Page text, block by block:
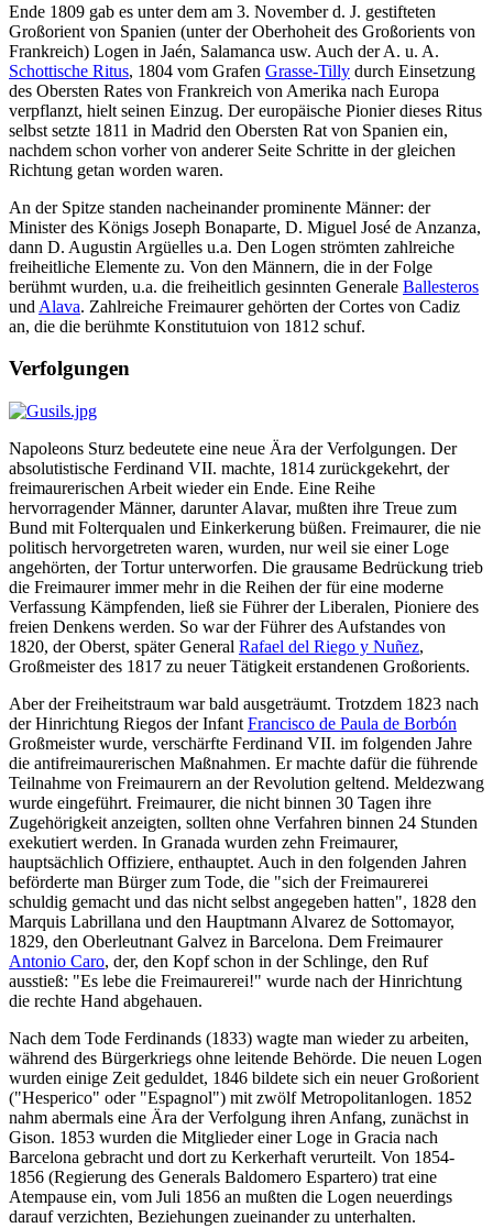
Ende 1809 gab es unter dem am 3. November d. J. gestifteten
Großorient von Spanien (unter der Oberhoheit des Großorients von
Frankreich) Logen in Jaén, Salamanca usw. Auch der A. u. A.
Schottische Ritus, 1804 vom Grafen Grasse-Tilly durch Einsetzung
des Obersten Rates von Frankreich von Amerika nach Europa
verpflanzt, hielt seinen Einzug. Der europäische Pionier dieses Ritus
selbst setzte 1811 in Madrid den Obersten Rat von Spanien ein,
nachdem schon vorher von anderer Seite Schritte in der gleichen
Richtung getan worden waren.
An der Spitze standen nacheinander prominente Männer: der
Minister des Königs Joseph Bonaparte, D. Miguel José de Anzanza,
dann D. Augustin Argüelles u.a. Den Logen strömten zahlreiche
freiheitliche Elemente zu. Von den Männern, die in der Folge
berühmt wurden, u.a. die freiheitlich gesinnten Generale Ballesteros
und Alava. Zahlreiche Freimaurer gehörten der Cortes von Cadiz
an, die die berühmte Konstitutuion von 1812 schuf.
Verfolgungen
Napoleons Sturz bedeutete eine neue Ära der Verfolgungen. Der
absolutistische Ferdinand VII. machte, 1814 zurückgekehrt, der
freimaurerischen Arbeit wieder ein Ende. Eine Reihe
hervorragender Männer, darunter Alavar, mußten ihre Treue zum
Bund mit Folterqualen und Einkerkerung büßen. Freimaurer, die nie
politisch hervorgetreten waren, wurden, nur weil sie einer Loge
angehörten, der Tortur unterworfen. Die grausame Bedrückung trieb
die Freimaurer immer mehr in die Reihen der für eine moderne
Verfassung Kämpfenden, ließ sie Führer der Liberalen, Pioniere des
freien Denkens werden. So war der Führer des Aufstandes von
1820, der Oberst, später General Rafael del Riego y Nuñez,
Großmeister des 1817 zu neuer Tätigkeit erstandenen Großorients.
Aber der Freiheitstraum war bald ausgeträumt. Trotzdem 1823 nach
der Hinrichtung Riegos der Infant Francisco de Paula de Borbón
Großmeister wurde, verschärfte Ferdinand VII. im folgenden Jahre
die antifreimaurerischen Maßnahmen. Er machte dafür die führende
Teilnahme von Freimaurern an der Revolution geltend. Meldezwang
wurde eingeführt. Freimaurer, die nicht binnen 30 Tagen ihre
Zugehörigkeit anzeigten, sollten ohne Verfahren binnen 24 Stunden
exekutiert werden. In Granada wurden zehn Freimaurer,
hauptsächlich Offiziere, enthauptet. Auch in den folgenden Jahren
beförderte man Bürger zum Tode, die "sich der Freimaurerei
schuldig gemacht und das nicht selbst angegeben hatten", 1828 den
Marquis Labrillana und den Hauptmann Alvarez de Sottomayor,
1829, den Oberleutnant Galvez in Barcelona. Dem Freimaurer
Antonio Caro, der, den Kopf schon in der Schlinge, den Ruf
ausstieß: "Es lebe die Freimaurerei!" wurde nach der Hinrichtung
die rechte Hand abgehauen.
Nach dem Tode Ferdinands (1833) wagte man wieder zu arbeiten,
während des Bürgerkriegs ohne leitende Behörde. Die neuen Logen
wurden einige Zeit geduldet, 1846 bildete sich ein neuer Großorient
("Hesperico" oder "Espagnol") mit zwölf Metropolitanlogen. 1852
nahm abermals eine Ära der Verfolgung ihren Anfang, zunächst in
Gison. 1853 wurden die Mitglieder einer Loge in Gracia nach
Barcelona gebracht und dort zu Kerkerhaft verurteilt. Von 1854-
1856 (Regierung des Generals Baldomero Espartero) trat eine
Atempause ein, vom Juli 1856 an mußten die Logen neuerdings
darauf verzichten, Beziehungen zueinander zu unterhalten.